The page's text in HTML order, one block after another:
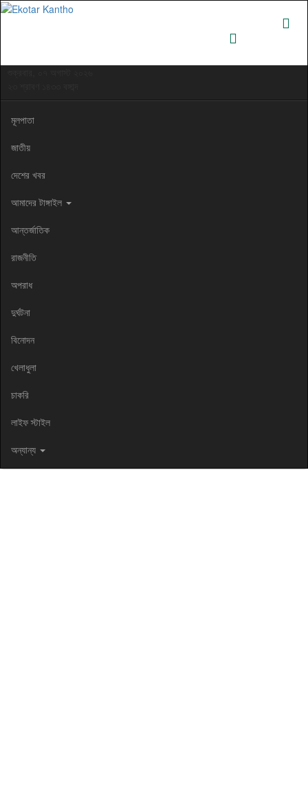
মূলপাতা
জাতীয়
দেশের খবর
আমাদের টাঙ্গাইল
আন্তর্জাতিক
রাজনীতি
অপরাধ
দুর্ঘটনা
বিনোদন
খেলাধুলা
চাকরি
লাইফ স্টাইল
অন্যান্য